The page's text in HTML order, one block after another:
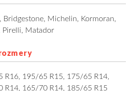
malé úžitkové
ové
, Bridgestone, Michelin, Kormoran,
Pirelli, Matador
R16, 195/65 R15, 175/65 R14,
R14, 165/70 R14, 185/65 R15